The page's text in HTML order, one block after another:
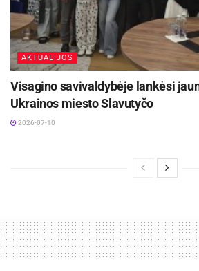
AKTUALIJOS
Visagino savivaldybėje lankėsi
Ukrainos miesto Slavutyčo
2026-07-10